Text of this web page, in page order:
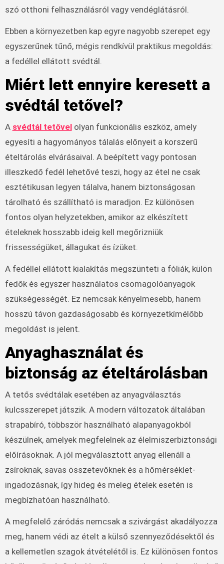
szó otthoni felhasználásról vagy vendéglátásról.
Ebben a környezetben kap egyre nagyobb szerepet egy
egyszerűnek tűnő, mégis rendkívül praktikus megoldás:
a fedéllel ellátott svédtál.
Miért lett ennyire keresett a
svédtál tetővel?
A svédtál tetővelolyan funkcionális eszköz, amely
egyesíti a hagyományos tálalás előnyeit a korszerű
ételtárolás elvárásaival. A beépített vagy pontosan
illeszkedő fedél lehetővé teszi, hogy az étel ne csak
esztétikusan legyen tálalva, hanem biztonságosan
tárolható és szállítható is maradjon. Ez különösen
fontos olyan helyzetekben, amikor az elkészített
ételeknek hosszabb ideig kell megőrizniük
frissességüket, állagukat és ízüket.
A fedéllel ellátott kialakítás megszünteti a fóliák, külön
fedők és egyszer használatos csomagolóanyagok
szükségességét. Ez nemcsak kényelmesebb, hanem
hosszú távon gazdaságosabb és környezetkímélőbb
megoldást is jelent.
Anyaghasználat és
biztonság az ételtárolásban
A tetős svédtálak esetében az anyagválasztás
kulcsszerepet játszik. A modern változatok általában
strapabíró, többször használható alapanyagokból
készülnek, amelyek megfelelnek az élelmiszerbiztonsági
előírásoknak. A jól megválasztott anyag ellenáll a
zsíroknak, savas összetevőknek és a hőmérséklet-
ingadozásnak, így hideg és meleg ételek esetén is
megbízhatóan használható.
A megfelelő záródás nemcsak a szivárgást akadályozza
meg, hanem védi az ételt a külső szennyeződésektől és
a kellemetlen szagok átvételétől is. Ez különösen fontos